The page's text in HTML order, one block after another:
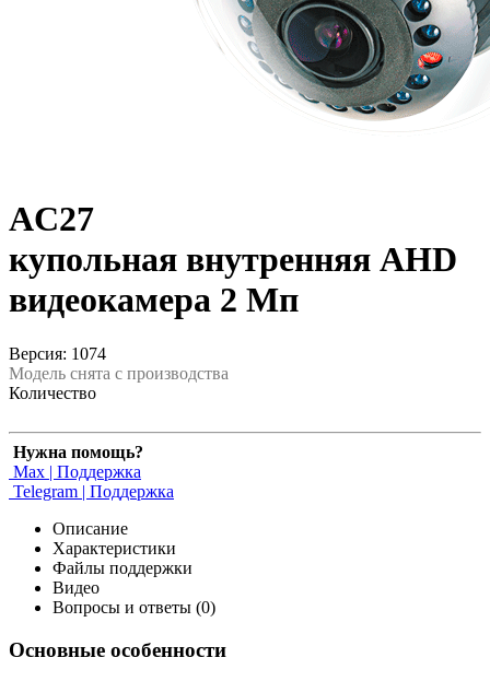
AC27
купольная внутренняя AHD
видеокамера 2 Мп
Версия: 1074
Модель снята с производства
Количество
Нужна помощь?
Max | Поддержка
Telegram | Поддержка
Описание
Характеристики
Файлы поддержки
Видео
Вопросы и ответы (0)
Основные особенности